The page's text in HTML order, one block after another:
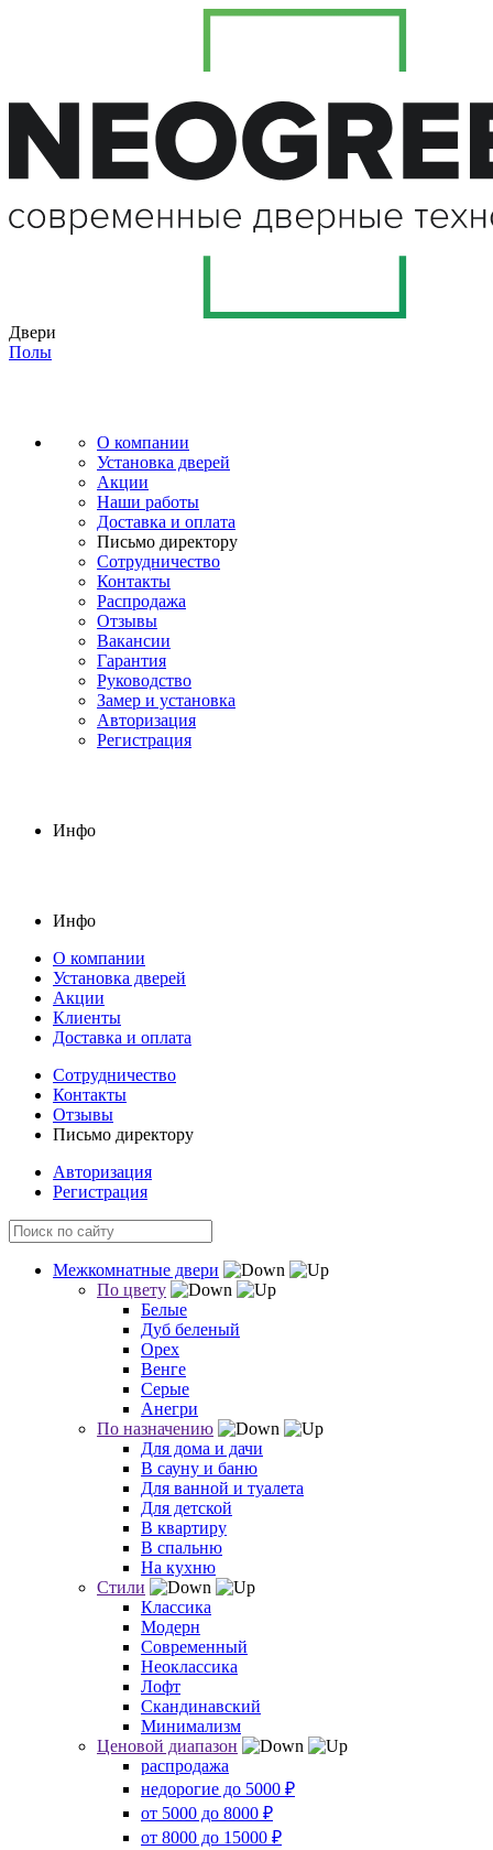
Двери
Полы
О компании
Установка дверей
Акции
Наши работы
Доставка и оплата
Письмо директору
Сотрудничество
Контакты
Распродажа
Отзывы
Вакансии
Гарантия
Руководство
Замер и установка
Авторизация
Регистрация
Инфо
Инфо
О компании
Установка дверей
Акции
Клиенты
Доставка и оплата
Сотрудничество
Контакты
Отзывы
Письмо директору
Авторизация
Регистрация
Межкомнатные двери
По цвету
Белые
Дуб беленый
Орех
Венге
Серые
Анегри
По назначению
Для дома и дачи
В сауну и баню
Для ванной и туалета
Для детской
В квартиру
В спальню
На кухню
Стили
Классика
Модерн
Современный
Неоклассика
Лофт
Скандинавский
Минимализм
Ценовой диапазон
распродажа
недорогие до 5000 ₽
от 5000 до 8000 ₽
от 8000 до 15000 ₽